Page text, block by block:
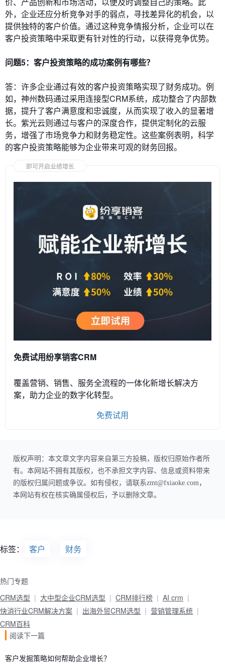
外，企业还应分析竞争对手的弱点，寻找差异化的机会，以
提供独特的客户价值。通过这种竞争情报分析，企业可以在
客户投资策略中采取更有针对性的行动，以获得竞争优势。
问题5：客户投资策略的成功案例有哪些？
答：许多企业通过有效的客户投资策略实现了财务成功。例
如，神州数码通过采用连接型CRM系统，成功整合了内部数
据，提升了客户满意度和忠诚度，从而实现了收入的显著增
长。紫光云则通过与客户的深度合作，提供定制化的云服
务，增强了市场竞争力和财务稳定性。这些案例表明，科学
的客户投资策略能够为企业带来可观的财务回报。
即可开启业绩增长
免费试用纷享销客CRM
覆盖营销、销售、服务全流程的一体化新增长解决方
案，助力企业的数字化转型。
免费试用
版权声明：本文章文字内容来自第三方投稿，版权归原始作者所
有。本网站不拥有其版权，也不承担文字内容、信息或资料带来
的版权归属问题或争议。如有侵权，请联系zmt@fxiaoke.com，
本网站有权在核实确属侵权后，予以删除文章。
标签： 客户 财务
热门专题
CRM选型
大中型企业CRM选型 CRM排行榜
AI crm
快消行业CRM解决方案
出海外贸CRM选型
营销管理系统
CRM百科
阅读下一篇
客户发掘策略如何帮助企业增长？